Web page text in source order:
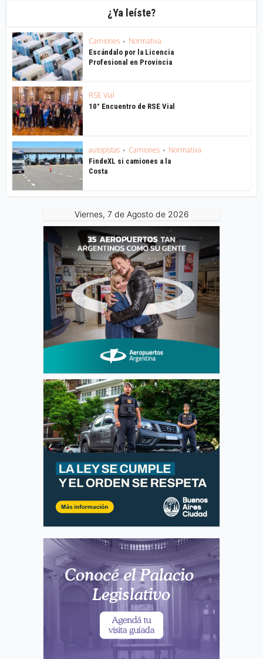
¿Ya leíste?
Camiones • Normativa
Escándalo por la Licencia
Profesional en Provincia
RSE Vial
10° Encuentro de RSE Vial
autopistas • Camiones • Normativa
FindeXL si camiones a la
Costa
Viernes, 7 de Agosto de 2026